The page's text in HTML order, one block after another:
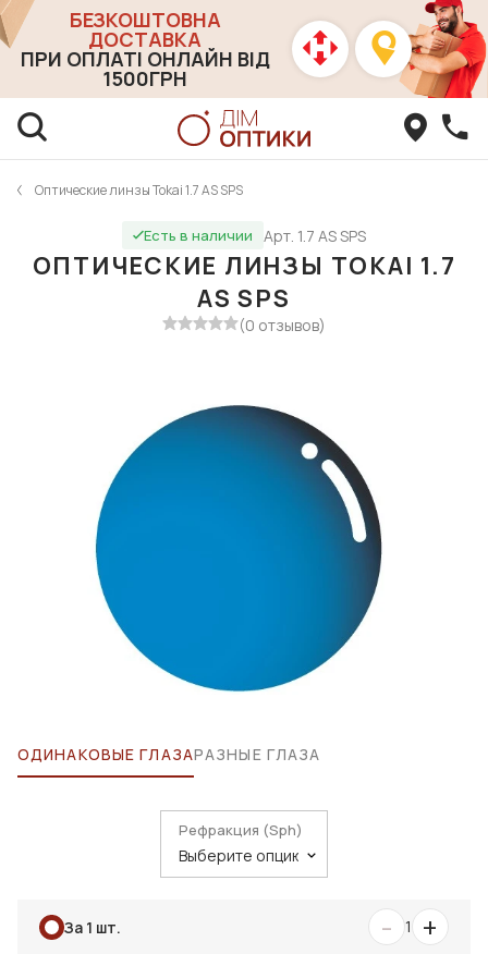
БЕЗКОШТОВНА
ДОСТАВКА
ПРИ ОПЛАТІ ОНЛАЙН ВІД
1500ГРН
Оптические линзы Tokai 1.7 AS SPS
Есть в наличии Арт. 1.7 AS SPS
ОПТИЧЕСКИЕ ЛИНЗЫ TOKAI 1.7
AS SPS
(0 отзывов)
ОДИНАКОВЫЕ ГЛАЗАРАЗНЫЕ ГЛАЗА
Рефракция (Sph)
За 1 шт. - 1 +